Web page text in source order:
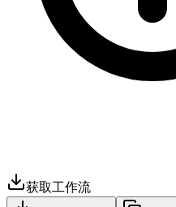
获取工作流